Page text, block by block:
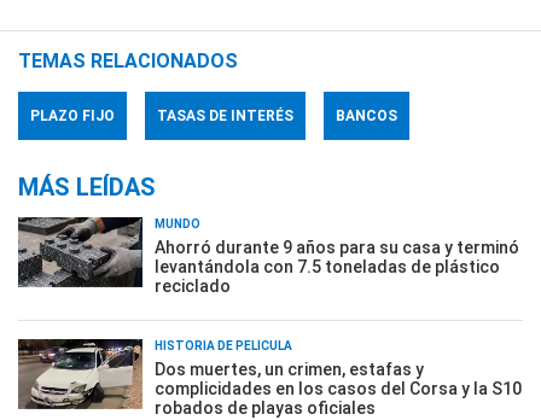
TEMAS RELACIONADOS
PLAZO FIJO TASAS DE INTERÉS BANCOS
MÁS LEÍDAS
MUNDO
Ahorró durante 9 años para su casa y terminó
levantándola con 7.5 toneladas de plástico
reciclado
HISTORIA DE PELÍCULA
Dos muertes, un crimen, estafas y
complicidades en los casos del Corsa y la S10
robados de playas oficiales